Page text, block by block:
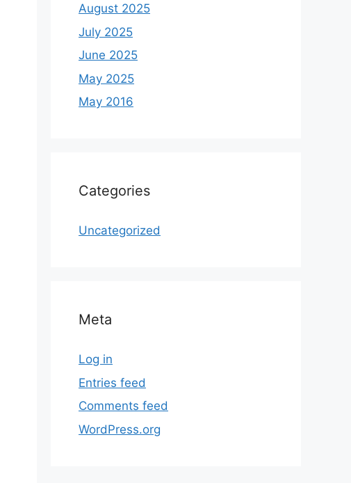
August 2025
July 2025
June 2025
May 2025
May 2016
Categories
Uncategorized
Meta
Log in
Entries feed
Comments feed
WordPress.org